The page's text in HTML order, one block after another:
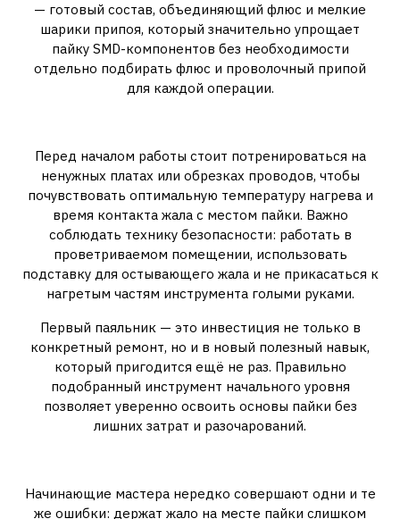
— готовый состав, объединяющий флюс и мелкие
шарики припоя, который значительно упрощает
пайку SMD-компонентов без необходимости
отдельно подбирать флюс и проволочный припой
для каждой операции.
Перед началом работы стоит потренироваться на
ненужных платах или обрезках проводов, чтобы
почувствовать оптимальную температуру нагрева и
время контакта жала с местом пайки. Важно
соблюдать технику безопасности: работать в
проветриваемом помещении, использовать
подставку для остывающего жала и не прикасаться к
нагретым частям инструмента голыми руками.
Первый паяльник — это инвестиция не только в
конкретный ремонт, но и в новый полезный навык,
который пригодится ещё не раз. Правильно
подобранный инструмент начального уровня
позволяет уверенно освоить основы пайки без
лишних затрат и разочарований.
Начинающие мастера нередко совершают одни и те
же ошибки: держат жало на месте пайки слишком